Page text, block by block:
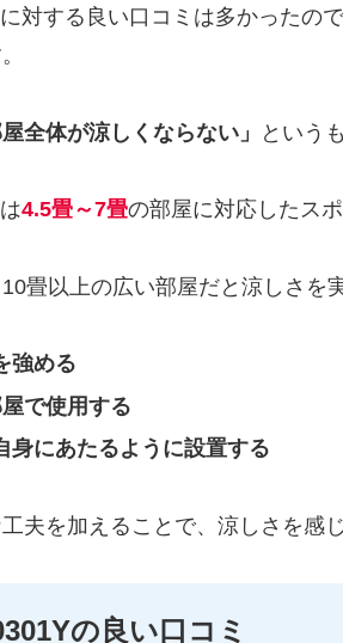
対する良い口コミは多かったの
屋全体が涼しくならない」 という
4.5畳～7畳の部屋に対応したス
畳以上の広い部屋だと涼しさを
強める
で使用する
身にあたるように設置する
夫を加えることで、涼しさを感
の良い口コミ